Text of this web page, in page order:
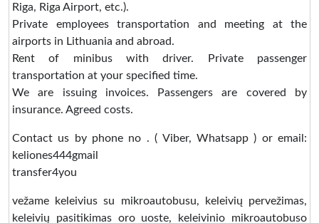
Riga, Riga Airport, etc.).
Private employees transportation and meeting at the
airports in Lithuania and abroad.
Rent of minibus with driver. Private passenger
transportation at your specified time.
We are issuing invoices. Passengers are covered by
insurance. Agreed costs.
Contact us by phone no . ( Viber, Whatsapp ) or email:
keliones444gmail
transfer4you
vežame keleivius su mikroautobusu, keleivių pervežimas,
keleivių pasitikimas oro uoste, keleivinio mikroautobuso